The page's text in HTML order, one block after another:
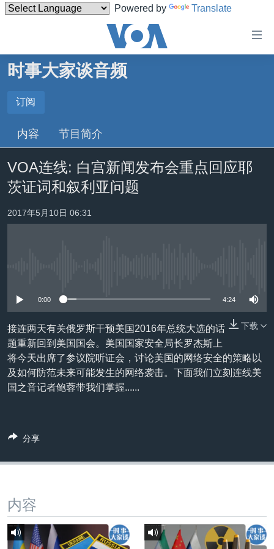
Powered by Translate
碍
到
内
跳
转
到
检
索
主页
美国
台湾
港澳
国际
最新国际新闻
非洲
美洲
全球议题
分类新闻
军事
劳工
环境
国会报道
美中关系
美国建国250周年
埃博拉疫情
美国之音专访
台海两岸关系
关注新疆
VOA今日焦点
中文广播
关注我们
其他语言网站
时事大家谈音频
订阅
Spotify
订阅
内容 节目简介
VOA连线: 白宫新闻发布会重点回应耶
茨证词和叙利亚问题
2017年5月10日 06:31
0:00 4:24
下载
接连两天有关俄罗斯干预美国2016年总统大选的话
题重新回到美国国会。美国国家安全局长罗杰斯上
将今天出席了参议院听证会，讨论美国的网络安全的策略以
及如何防范未来可能发生的网络袭击。下面我们立刻连线美
国之音记者鲍蓉带我们掌握......
分享
内容